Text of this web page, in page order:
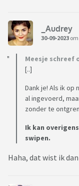
_Audrey
30-09-2023
Meesje schreef
[..]
Dank je! Als ik op
al ingevoerd,
zonder te
Ik kan
swipen.
Haha, dat wist ik